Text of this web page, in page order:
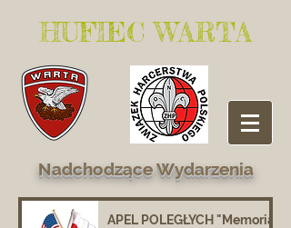
​HUFIEC WARTA
Nadchodzące Wydarzenia
APEL POLEGŁYCH "Memorial